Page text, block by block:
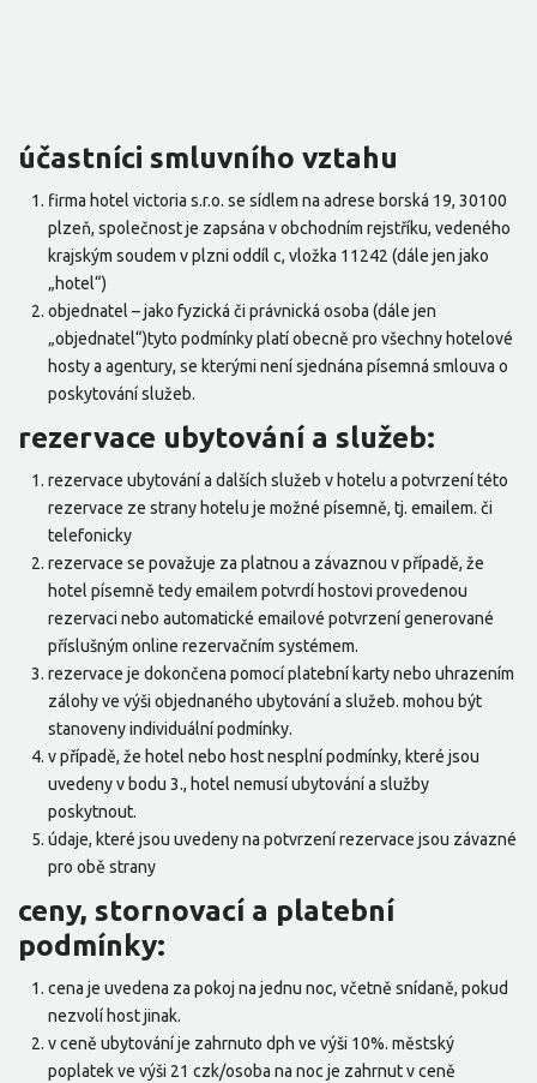
účastníci smluvního vztahu
firma hotel victoria s.r.o. se sídlem na adrese borská 19, 30100
plzeň, společnost je zapsána v obchodním rejstříku, vedeného
krajským soudem v plzni oddíl c, vložka 11242 (dále jen jako
„hotel“)
objednatel – jako fyzická či právnická osoba (dále jen
„objednatel“)tyto podmínky platí obecně pro všechny hotelové
hosty a agentury, se kterými není sjednána písemná smlouva o
poskytování služeb.
rezervace ubytování a služeb:
rezervace ubytování a dalších služeb v hotelu a potvrzení této
rezervace ze strany hotelu je možné písemně, tj. emailem. či
telefonicky
rezervace se považuje za platnou a závaznou v případě, že
hotel písemně tedy emailem potvrdí hostovi provedenou
rezervaci nebo automatické emailové potvrzení generované
příslušným online rezervačním systémem.
rezervace je dokončena pomocí platební karty nebo uhrazením
zálohy ve výši objednaného ubytování a služeb. mohou být
stanoveny individuální podmínky.
v případě, že hotel nebo host nesplní podmínky, které jsou
uvedeny v bodu 3., hotel nemusí ubytování a služby
poskytnout.
údaje, které jsou uvedeny na potvrzení rezervace jsou závazné
pro obě strany
ceny, stornovací a platební
podmínky:
cena je uvedena za pokoj na jednu noc, včetně snídaně, pokud
nezvolí host jinak.
v ceně ubytování je zahrnuto dph ve výši 10%. městský
poplatek ve výši 21 czk/osoba na noc je zahrnut v ceně